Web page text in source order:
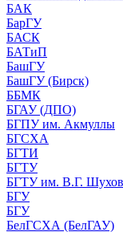
БАК
БарГУ
БАСК
БАТиП
БашГУ
БашГУ (Бирск)
ББМК
БГАУ (ДПО)
БГПУ им. Акмуллы
БГСХА
БГТИ
БГТУ
БГТУ им. В.Г.
БГУ
БГУ
БелГСХА (БелГАУ)